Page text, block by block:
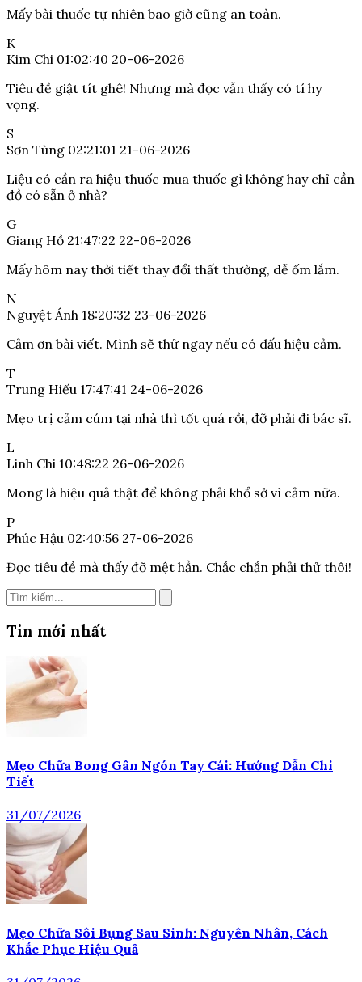
Mấy bài thuốc tự nhiên bao giờ cũng an toàn.
K
Kim Chi 01:02:40 20-06-2026
Tiêu đề giật tít ghê! Nhưng mà đọc vẫn thấy có tí hy
vọng.
S
Sơn Tùng 02:21:01 21-06-2026
Liệu có cần ra hiệu thuốc mua thuốc gì không hay chỉ cần
đồ có sẵn ở nhà?
G
Giang Hồ 21:47:22 22-06-2026
Mấy hôm nay thời tiết thay đổi thất thường, dễ ốm lắm.
N
Nguyệt Ánh 18:20:32 23-06-2026
Cảm ơn bài viết. Mình sẽ thử ngay nếu có dấu hiệu cảm.
T
Trung Hiếu 17:47:41 24-06-2026
Mẹo trị cảm cúm tại nhà thì tốt quá rồi, đỡ phải đi bác sĩ.
L
Linh Chi 10:48:22 26-06-2026
Mong là hiệu quả thật để không phải khổ sở vì cảm nữa.
P
Phúc Hậu 02:40:56 27-06-2026
Đọc tiêu đề mà thấy đỡ mệt hẳn. Chắc chắn phải thử thôi!
Tin mới nhất
Mẹo Chữa Bong Gân Ngón Tay Cái: Hướng Dẫn Chi
Tiết
31/07/2026
Mẹo Chữa Sôi Bụng Sau Sinh: Nguyên Nhân, Cách
Khắc Phục Hiệu Quả